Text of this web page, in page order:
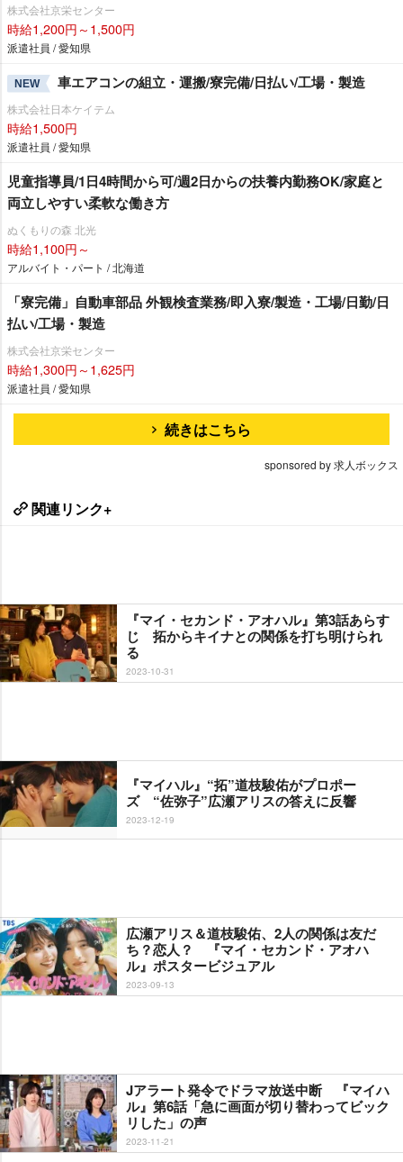
株式会社京栄センター
時給1,200円～1,500円
派遣社員 / 愛知県
NEW 車エアコンの組立・運搬/寮完備/日払い/工場・製造
株式会社日本ケイテム
時給1,500円
派遣社員 / 愛知県
児童指導員/1日4時間から可/週2日からの扶養内勤務OK/家庭と
両立しやすい柔軟な働き方
ぬくもりの森 北光
時給1,100円～
アルバイト・パート / 北海道
「寮完備」自動車部品 外観検査業務/即入寮/製造・工場/日勤/日
払い/工場・製造
株式会社京栄センター
時給1,300円～1,625円
派遣社員 / 愛知県
続きはこちら
sponsored by 求人ボックス
関連リンク+
『マイ・セカンド・アオハル』第3話あらす
じ 拓からキイナとの関係を打ち明けられ
る
2023-10-31
『マイハル』“拓”道枝駿佑がプロポー
ズ “佐弥子”広瀬アリスの答えに反響
2023-12-19
広瀬アリス＆道枝駿佑、2人の関係は友だ
ち？恋人？ 『マイ・セカンド・アオハ
ル』ポスタービジュアル
2023-09-13
Jアラート発令でドラマ放送中断 『マイハ
ル』第6話「急に画面が切り替わってビック
リした」の声
2023-11-21